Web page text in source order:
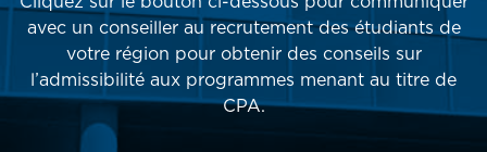
avec un conseiller au recrutement des étudiants de
votre région pour obtenir des conseils sur
l’admissibilité aux programmes menant au titre de
CPA.